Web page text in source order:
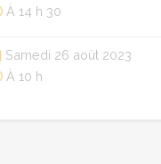
À 14 h 30
Samedi 26 août 2023
À 10 h